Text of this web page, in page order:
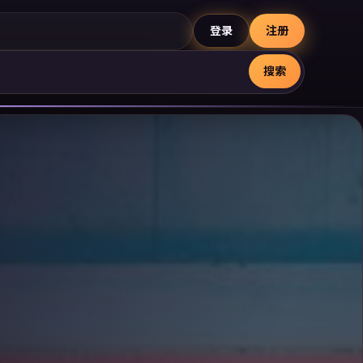
登录 注册
搜索